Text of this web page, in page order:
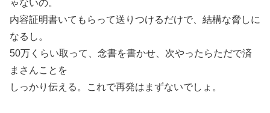
ゃないの。
内容証明書いてもらって送りつけるだけで、結構な脅しに
なるし。
50万くらい取って、念書を書かせ、次やったらただで済
まさんことを
しっかり伝える。これで再発はまずないでしょ。